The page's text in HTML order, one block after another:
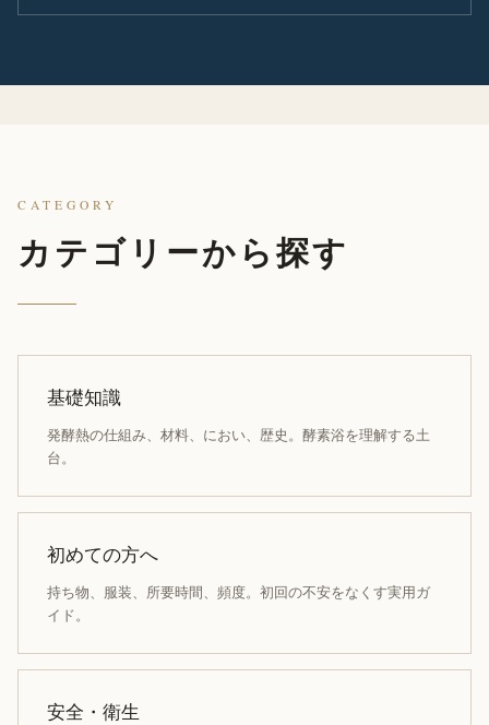
CATEGORY
カテゴリーから探す
基礎知識
発酵熱の仕組み、材料、におい、歴史。酵素浴を理解する土
台。
初めての方へ
持ち物、服装、所要時間、頻度。初回の不安をなくす実用ガ
イド。
安全・衛生